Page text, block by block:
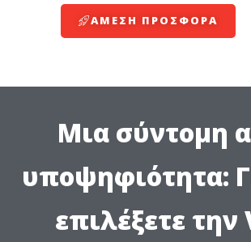
ΆΜΕΣΗ ΠΡΟΣΦΟΡΆ
Μια σύντομη
υποψηφιότητα:
επιλέξετε την